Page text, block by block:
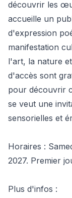
découvrir les
accueille un
d'expression
manifestation
l'art, la nature
d'accès sont
pour découvrir
se veut une
sensorielles et
Horaires :
2027. Premier
Plus d'infos :